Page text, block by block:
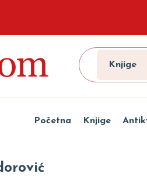
Knjige
Početna Knjige